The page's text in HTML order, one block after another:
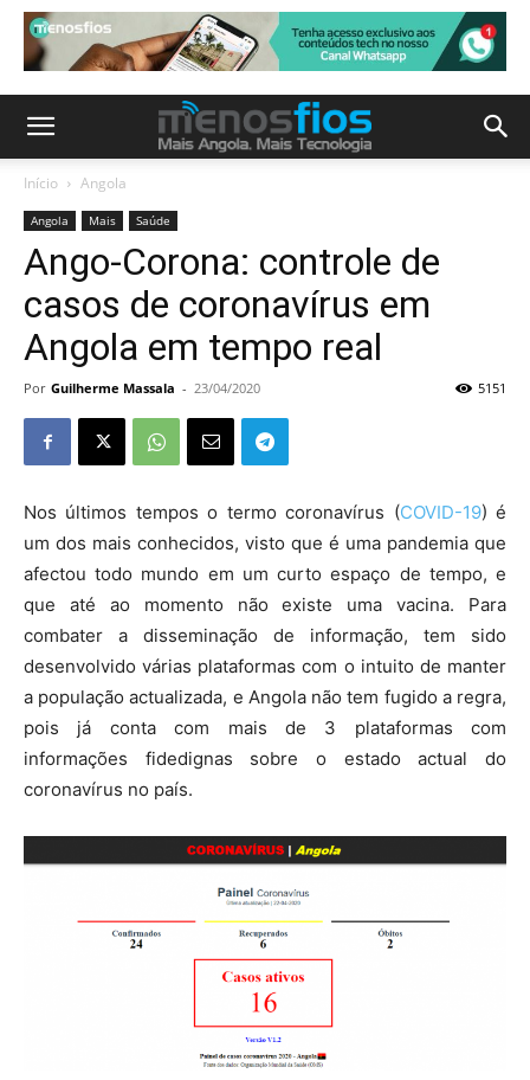
Início Angola
Angola Mais Saúde
Ango-Corona: controle de
casos de coronavírus em
Angola em tempo real
Por Guilherme Massala - 23/04/2020 5151
Nos últimos tempos o termo coronavírus (COVID-19) é
um dos mais conhecidos, visto que é uma pandemia que
afectou todo mundo em um curto espaço de tempo, e
que até ao momento não existe uma vacina. Para
combater a disseminação de informação, tem sido
desenvolvido várias plataformas com o intuito de manter
a população actualizada, e Angola não tem fugido a regra,
pois já conta com mais de 3 plataformas com
informações fidedignas sobre o estado actual do
coronavírus no país.